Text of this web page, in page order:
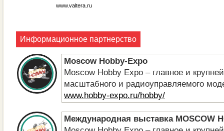
www.valtera.ru
Информационное партнерство
Moscow Hobby-Expo
Moscow Hobby Expo – главное и
масштабного и радиоуправляемого
www.hobby-expo.ru/hobby/
Международная выставка MOSCOW